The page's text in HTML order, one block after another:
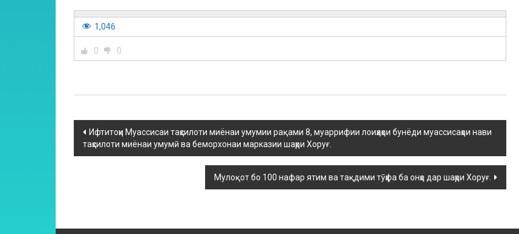
1,046
0 0
Ифтитоҳи Муассисаи таҳсилоти миёнаи умумии рақами 8, муаррифии лоиҳаҳои бунёди муассисаҳои нави
таҳсилоти миёнаи умумӣ ва беморхонаи марказии шаҳри Хоруғ.
Мулоқот бо 100 нафар ятим ва тақдими тӯҳфа ба онҳо дар шаҳри Хоруғ.